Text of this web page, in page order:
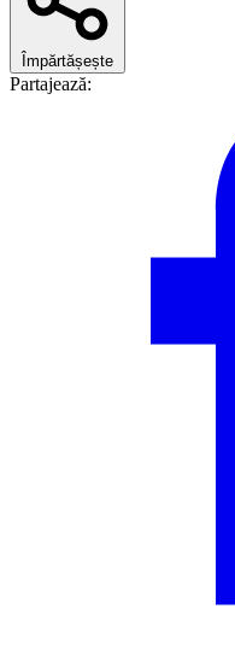
Împărtășește
Partajează: